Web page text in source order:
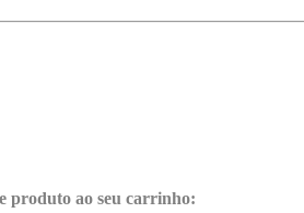
produto ao seu carrinho: